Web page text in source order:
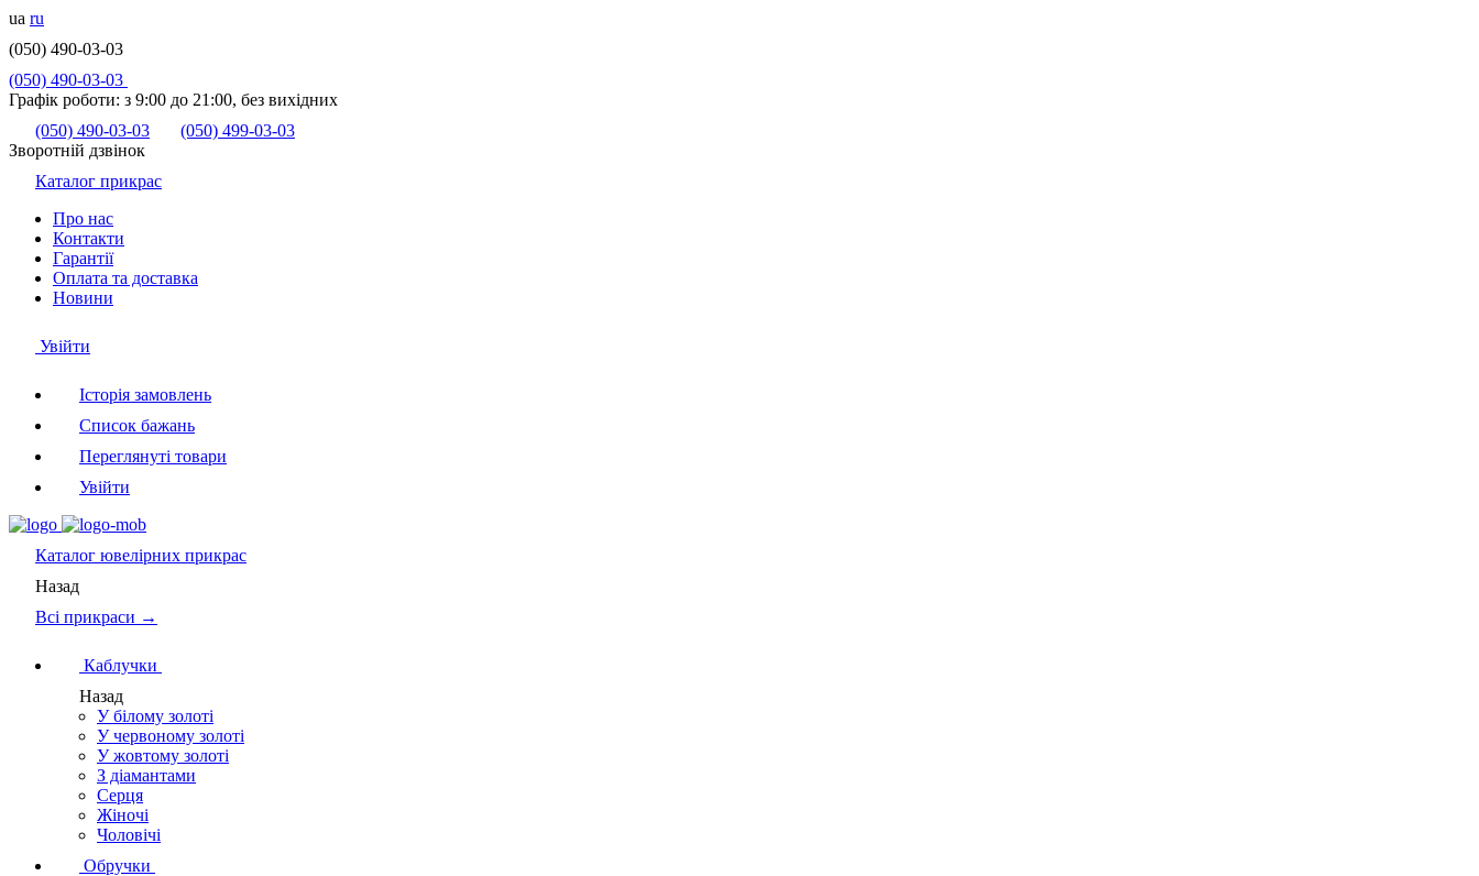
ua ru
(050) 490-03-03
(050) 490-03-03
Графік роботи: з 9:00 до 21:00, без вихідних
(050) 490-03-03
(050) 499-03-03
Зворотній дзвінок
Каталог прикрас
Про нас
Контакти
Гарантії
Оплата та доставка
Новини
Увійти
Історія замовлень
Список бажань
Переглянуті товари
Увійти
Каталог ювелірних прикрас
Назад
Всі прикраси →
Каблучки
Назад
У білому золоті
У червоному золоті
У жовтому золоті
З діамантами
Серця
Жіночі
Чоловічі
Обручки